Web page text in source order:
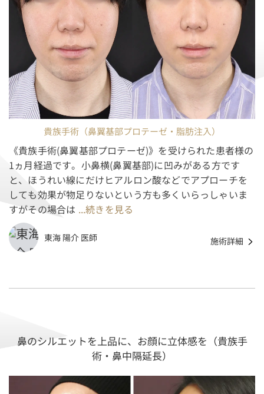
貴族手術（鼻翼基部プロテーゼ・脂肪注入）
《貴族手術(鼻翼基部プロテーゼ)》を受けられた患者様の
1ヵ月経過です。小鼻横(鼻翼基部)に凹みがある方です
と、ほうれい線にだけヒアルロン酸などでアプローチを
しても効果が物足りないという方も多くいらっしゃいま
すがその場合は ...続きを見る
東海 陽介 医師 施術詳細
鼻のシルエットを上品に、お顔に立体感を（貴族手
術・鼻中隔延長）